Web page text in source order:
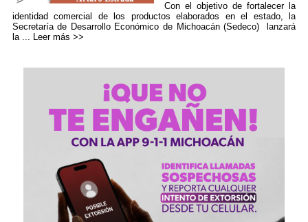
Con el objetivo de fortalecer la
identidad comercial de los productos elaborados en el estado, la
Secretaría de Desarrollo Económico de Michoacán (Sedeco) lanzará
la ... Leer más >>